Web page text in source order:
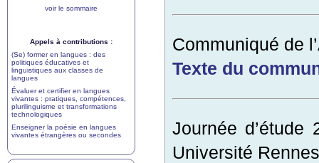
Communiqué de l’
Texte du
Journée d’étude
Université
voir le sommaire
Appels à contributions :
(Se) former en langues : des
politiques éducatives et
linguistiques aux classes de
langues
Évaluer et certifier en langues
vivantes : pratiques, compétences,
plurilinguisme et transformations
technologiques
Enseigner la poésie en langues
vivantes étrangères ou secondes